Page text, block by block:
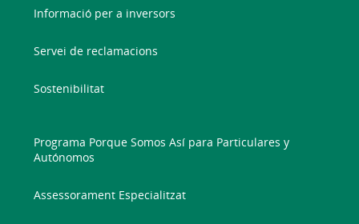
Informació per a inversors
Servei de reclamacions
Sostenibilitat
Programa Porque Somos Así para Particulares y
Autónomos
Assessorament Especialitzat